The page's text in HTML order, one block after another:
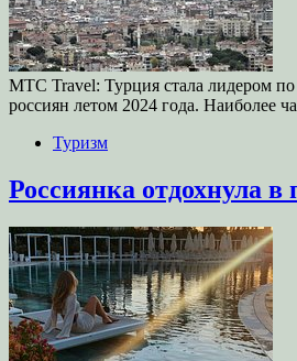
МТС Travel: Турция стала лидером по
россиян летом 2024 года. Наиболее
Туризм
Россиянка отдохнула